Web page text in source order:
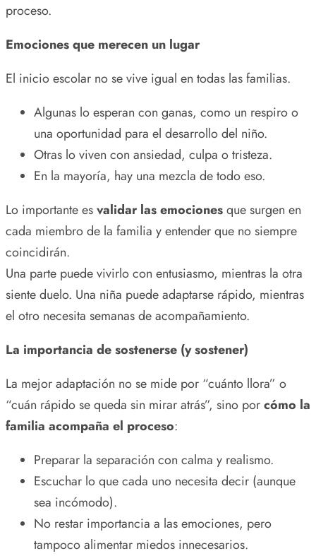
proceso.
Emociones que merecen un lugar
El inicio escolar no se vive igual en todas las familias.
Algunas lo esperan con ganas, como un respiro o
una oportunidad para el desarrollo del niño.
Otras lo viven con ansiedad, culpa o tristeza.
En la mayoría, hay una mezcla de todo eso.
Lo importante esvalidar las emocionesque surgen en
cada miembro de la familia y entender que no siempre
coincidirán.
Una parte puede vivirlo con entusiasmo, mientras la otra
siente duelo. Una niña puede adaptarse rápido, mientras
el otro necesita semanas de acompañamiento.
La importancia de sostenerse (y sostener)
La mejor adaptación no se mide por “cuánto llora” o
“cuán rápido se queda sin mirar atrás”, sino porcómo la
familia acompaña el proceso:
Preparar la separación con calma y realismo.
Escuchar lo que cada uno necesita decir (aunque
sea incómodo).
No restar importancia a las emociones, pero
tampoco alimentar miedos innecesarios.